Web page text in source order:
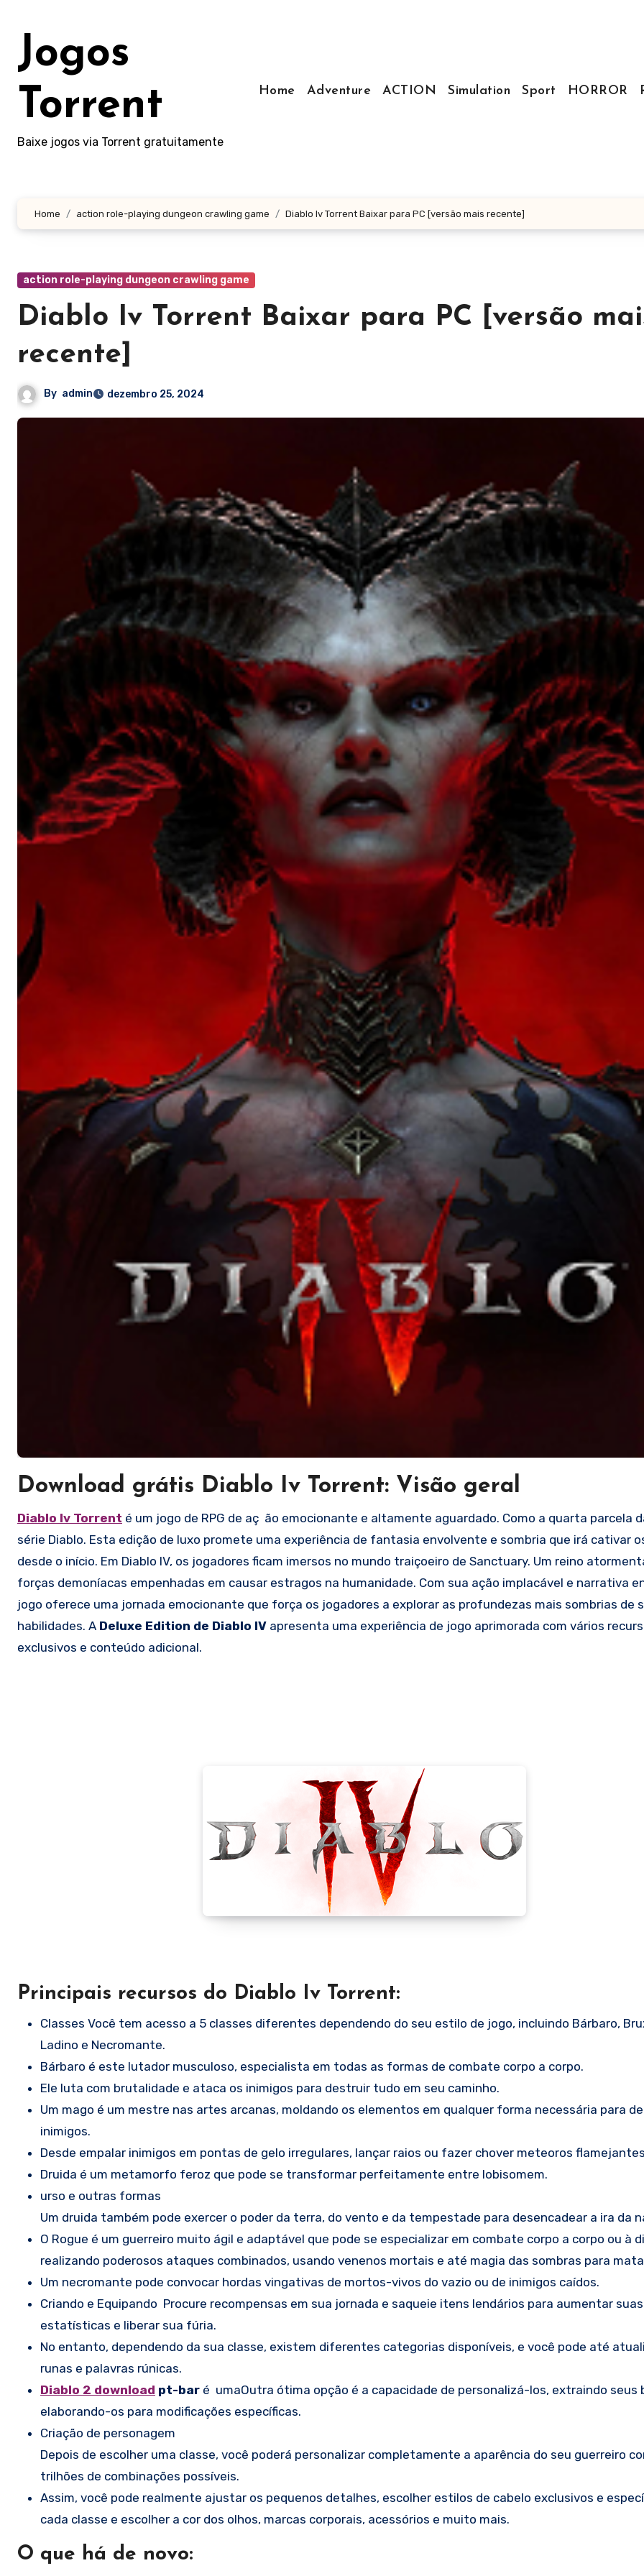
content
Jogos
Torrent
Baixe jogos via Torrent gratuitamente
Home Adventure ACTION Simulation Sport HORROR
Home action role-playing dungeon crawling game Diablo Iv Torrent Baixar para PC [versão mais recente]
action role-playing dungeon crawling game
Diablo Iv Torrent Baixar para PC [versão
recente]
By admin dezembro 25, 2024
Download grátis Diablo Iv Torrent: Visão geral
Diablo Iv Torrent é um jogo de RPG de aç ão emocionante e altamente aguardado. Como a quarta parcela
série Diablo. Esta edição de luxo promete uma experiência de fantasia envolvente e sombria que irá cativar
desde o início. Em Diablo IV, os jogadores ficam imersos no mundo traiçoeiro de Sanctuary. Um reino
forças demoníacas empenhadas em causar estragos na humanidade. Com sua ação implacável e narrativa
jogo oferece uma jornada emocionante que força os jogadores a explorar as profundezas mais sombrias de
habilidades. A Deluxe Edition de Diablo IV apresenta uma experiência de jogo aprimorada com vários
exclusivos e conteúdo adicional.
Principais recursos do Diablo Iv Torrent:
Classes Você tem acesso a 5 classes diferentes dependendo do seu estilo de jogo, incluindo Bárbaro,
Ladino e Necromante.
Bárbaro é este lutador musculoso, especialista em todas as formas de combate corpo a corpo.
Ele luta com brutalidade e ataca os inimigos para destruir tudo em seu caminho.
Um mago é um mestre nas artes arcanas, moldando os elementos em qualquer forma necessária para
inimigos.
Desde empalar inimigos em pontas de gelo irregulares, lançar raios ou fazer chover meteoros
Druida é um metamorfo feroz que pode se transformar perfeitamente entre lobisomem.
urso e outras formas
Um druida também pode exercer o poder da terra, do vento e da tempestade para desencadear a ira da
O Rogue é um guerreiro muito ágil e adaptável que pode se especializar em combate corpo a corpo ou à
realizando poderosos ataques combinados, usando venenos mortais e até magia das sombras para
Um necromante pode convocar hordas vingativas de mortos-vivos do vazio ou de inimigos caídos.
Criando e Equipando Procure recompensas em sua jornada e saqueie itens lendários para aumentar suas
estatísticas e liberar sua fúria.
No entanto, dependendo da sua classe, existem diferentes categorias disponíveis, e você pode até
runas e palavras rúnicas.
Diablo 2 download pt-bar é umaOutra ótima opção é a capacidade de personalizá-los, extraindo seus
elaborando-os para modificações específicas.
Criação de personagem
Depois de escolher uma classe, você poderá personalizar completamente a aparência do seu guerreiro
trilhões de combinações possíveis.
Assim, você pode realmente ajustar os pequenos detalhes, escolher estilos de cabelo exclusivos e
cada classe e escolher a cor dos olhos, marcas corporais, acessórios e muito mais.
O que há de novo: